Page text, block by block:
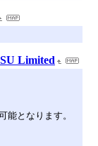
Limited
能となります。